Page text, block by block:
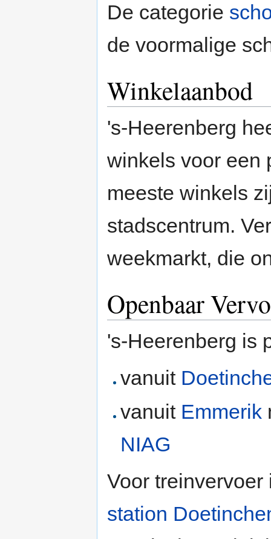
De categorie
de voormalige
Winkelaanbod
's-Heerenberg
winkels voor een
meeste winkels
stadscentrum.
weekmarkt, die
Openbaar
's-Heerenberg is
vanuit
vanuit Emmerik
NIAG
Voor
station